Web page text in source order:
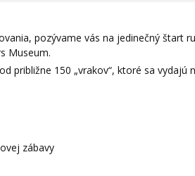
pozývame vás na jedinečný štart
Museum.
približne 150 „vrakov“, ktoré sa vydajú
zábavy